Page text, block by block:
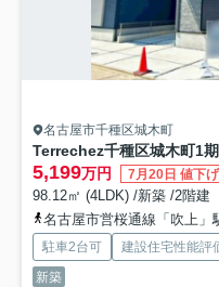
名古屋市千種区城木町
5,199万円 7月20日 値下げ
98.12㎡ (4LDK) /新築 /2階建
名古屋市営桜通線「吹上」
駐車2台可 建設住宅性能評
新築